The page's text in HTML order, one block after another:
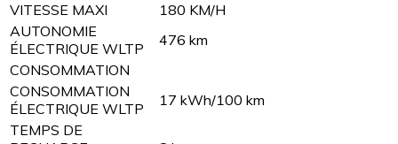
VITESSE MAXI
180 KM/H
AUTONOMIE
ÉLECTRIQUE WLTP
476 km
CONSOMMATION
CONSOMMATION
ÉLECTRIQUE WLTP
17 kWh/100 km
TEMPS DE